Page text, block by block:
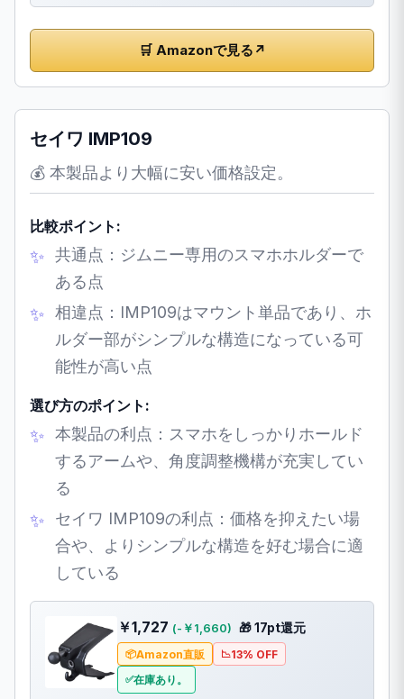
🛒 Amazonで見る ↗
セイワ IMP109
💰 本製品より大幅に安い価格設定。
比較ポイント:
共通点：ジムニー専用のスマホホルダーで
ある点
相違点：IMP109はマウント単品であり、ホ
ルダー部がシンプルな構造になっている可
能性が高い点
選び方のポイント:
本製品の利点：スマホをしっかりホールド
するアームや、角度調整機構が充実してい
る
セイワ IMP109の利点：価格を抑えたい場
合や、よりシンプルな構造を好む場合に適
している
￥1,727 (-￥1,660) 🎁 17pt還元
Amazon直販
13% OFF
在庫あり。